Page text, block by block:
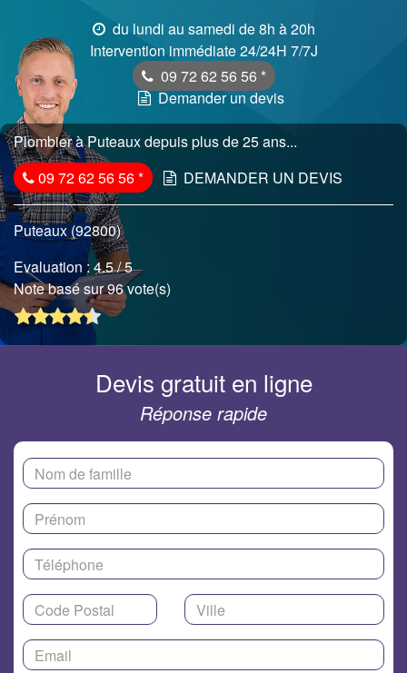
du lundi au samedi de 8h à 20h
Intervention immédiate 24/24H 7/7J
09 72 62 56 56 *
Demander un devis
Plombier à Puteaux depuis plus de 25 ans...
09 72 62 56 56* DEMANDER UN DEVIS
Puteaux (92800)
Evaluation :4.5/ 5
Note basé sur 96 vote(s)
Devis gratuit en ligne
Réponse rapide